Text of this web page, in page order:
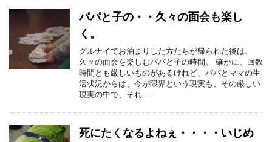
パパと子の・・久々の面会も楽し
く。
グルナイでお泊まりした方たちが帰られた後は、
久々の面会を楽しむパパと子の時間。 確かに、回数
時間とも厳しいものがあるけれど、パパとママの生
活状況からは、今が限界という現実も。その厳しい
現実の中で、それ ...
死にたくなるよねぇ・・・・いじめ